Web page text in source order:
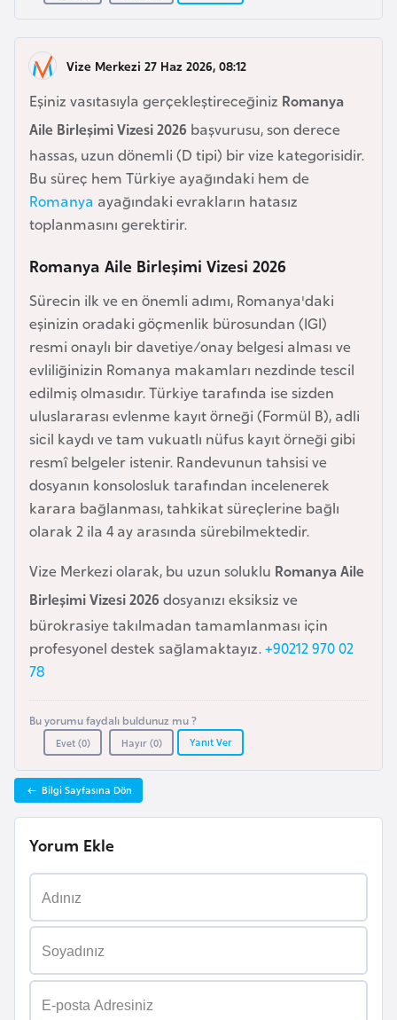
Vize Merkezi 27 Haz 2026, 08:12
Eşiniz vasıtasıyla gerçekleştireceğiniz Romanya
Aile Birleşimi Vizesi 2026 başvurusu, son derece
hassas, uzun dönemli (D tipi) bir vize kategorisidir.
Bu süreç hem Türkiye ayağındaki hem de
Romanya ayağındaki evrakların hatasız
toplanmasını gerektirir.
Romanya Aile Birleşimi Vizesi 2026
Sürecin ilk ve en önemli adımı, Romanya'daki
eşinizin oradaki göçmenlik bürosundan (IGI)
resmi onaylı bir davetiye/onay belgesi alması ve
evliliğinizin Romanya makamları nezdinde tescil
edilmiş olmasıdır. Türkiye tarafında ise sizden
uluslararası evlenme kayıt örneği (Formül B), adli
sicil kaydı ve tam vukuatlı nüfus kayıt örneği gibi
resmî belgeler istenir. Randevunun tahsisi ve
dosyanın konsolosluk tarafından incelenerek
karara bağlanması, tahkikat süreçlerine bağlı
olarak 2 ila 4 ay arasında sürebilmektedir.
Vize Merkezi olarak, bu uzun soluklu Romanya Aile
Birleşimi Vizesi 2026 dosyanızı eksiksiz ve
bürokrasiye takılmadan tamamlanması için
profesyonel destek sağlamaktayız.+90212 970 02
78
Bu yorumu faydalı buldunuz mu ?
Evet (0) Hayır (0) Yanıt Ver
Bilgi Sayfasına Dön
Yorum Ekle
n
a
h
r
e
y
n
B
a
n
g
l
a
d
e
ş
B
e
l
a
r
u
s
B
e
ç
i
k
a
e
n